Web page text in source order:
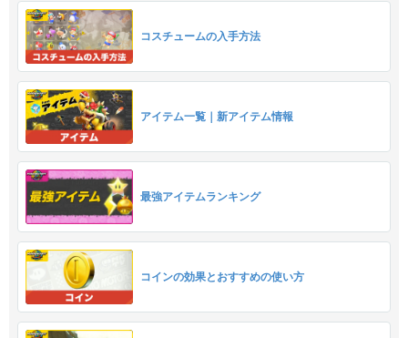
コスチュームの入手方法
アイテム一覧｜新アイテム情報
最強アイテムランキング
コインの効果とおすすめの使い方